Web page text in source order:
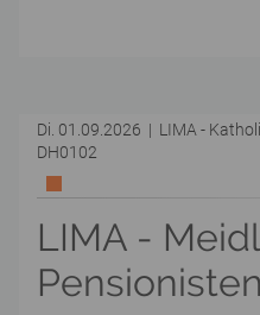
Di. 01.09.2026 | LIMA -
DH0102
LIMA -